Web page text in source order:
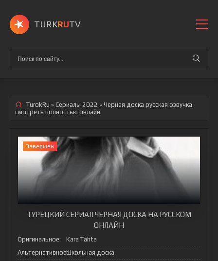
TURKRUTV
TurokRu » Сериалы 2022 » Черная доска русская озвучка
смотреть полностью онлайн!
Завершен
ТУРЕЦКИЙ СЕРИАЛ ЧЕРНАЯ ДОСКА НА РУССКОМ
ОНЛАЙН
Оригинальное:
Kara Tahta
Альтернативное:Школьная доска